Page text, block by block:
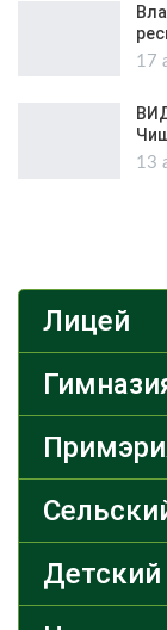
17
13
Лицей
Детский